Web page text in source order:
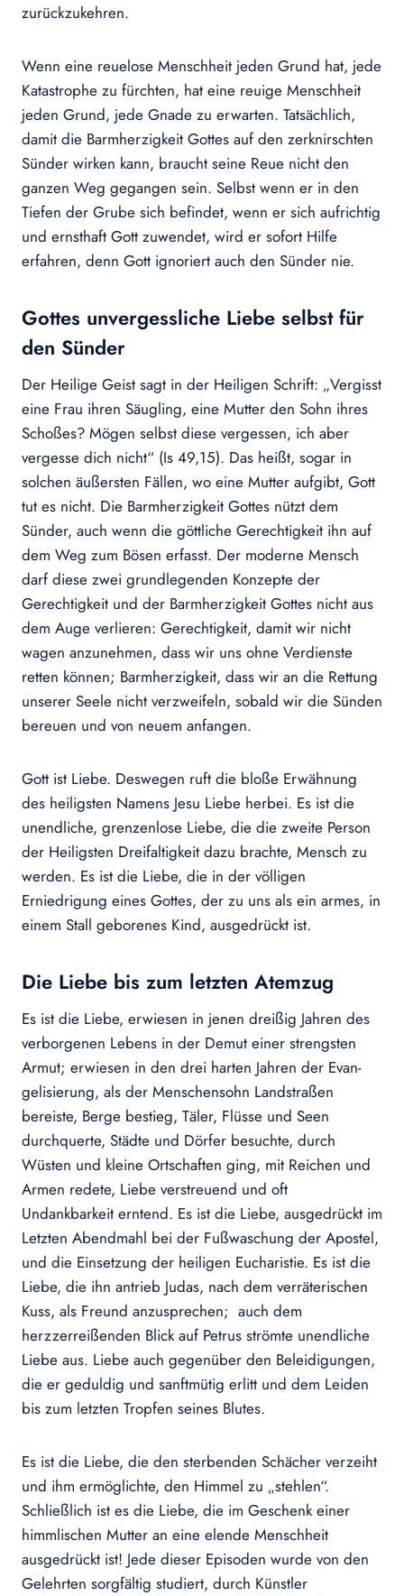
zurückzukehren.
Wenn eine reuelose Menschheit jeden Grund hat, jede
Katastrophe zu fürchten, hat eine reuige Menschheit
jeden Grund, jede Gnade zu erwarten. Tatsächlich,
damit die Barmherzigkeit Gottes auf den zerknirschten
Sünder wirken kann, braucht seine Reue nicht den
ganzen Weg gegangen sein. Selbst wenn er in den
Tiefen der Grube sich befindet, wenn er sich aufrichtig
und ernsthaft Gott zuwendet, wird er sofort Hilfe
erfahren, denn Gott ignoriert auch den Sünder nie.
Gottes unvergessliche Liebe selbst für
den Sünder
Der Heilige Geist sagt in der Heiligen Schrift: „Vergisst
eine Frau ihren Säugling, eine Mutter den Sohn ihres
Schoßes? Mögen selbst diese vergessen, ich aber
verges­se dich nicht“ (Is 49,15). Das heißt, sogar in
solchen äußersten Fällen, wo eine Mutter aufgibt, Gott
tut es nicht. Die Barmherzigkeit Gottes nützt dem
Sünder, auch wenn die göttliche Gerechtigkeit ihn auf
dem Weg zum Bösen erfasst. Der moder­ne Mensch
darf diese zwei grundle­genden Konzepte der
Gerechtigkeit und der Barmherzigkeit Gottes nicht aus
dem Auge verlieren: Gerechtig­keit, damit wir nicht
wagen anzuneh­men, dass wir uns ohne Verdienste
retten können; Barmherzigkeit, dass wir an die Rettung
unserer Seele nicht verzweifeln, sobald wir die Sün­den
bereuen und von neuem anfan­gen.
Gott ist Liebe. Deswegen ruft die bloße Erwähnung
des heiligsten Namens Jesu Liebe herbei. Es ist die
unendliche, grenzenlose Liebe, die die zweite Person
der Heiligsten Dreifaltigkeit dazu brachte, Mensch zu
werden. Es ist die Liebe, die in der völligen
Erniedrigung eines Gottes, der zu uns als ein armes, in
einem Stall geborenes Kind, ausgedrückt ist.
Die Liebe bis zum letzten Atemzug
Es ist die Liebe, erwiesen in jenen dreißig Jahren des
verborgenen Lebens in der Demut einer strengsten
Armut; erwiesen in den drei harten Jahren der Evan­
gelisierung, als der Menschensohn Landstraßen
bereiste, Berge bestieg, Täler, Flüs­se und Seen
durchquerte, Städte und Dörfer besuchte, durch
Wüsten und kleine Ortschaften ging, mit Reichen und
Armen redete, Liebe verstreuend und oft
Undankbarkeit erntend. Es ist die Liebe, ausgedrückt im
Letzten Abendmahl bei der Fußwaschung der Apostel,
und die Einsetzung der heiligen Eucharistie. Es ist die
Liebe, die ihn antrieb Judas, nach dem verräterischen
Kus­s, als Freund anzusprechen; auch dem
herzzerreißenden Blick auf Petrus strömte unendliche
Liebe aus. Liebe auch gegenüber den Beleidigungen,
die er geduldig und sanftmü­tig erlitt und dem Leiden
bis zum letzten Tropfen seines Blutes.
Es ist die Liebe, die den sterbenden Schächer ver­zeiht
und ihm ermöglichte, den Himmel zu „stehlen“.
Schließlich ist es die Liebe, die im Geschenk einer
himmli­schen Mutter an eine elende Menschheit
ausgedrückt ist! Jede dieser Episoden wurde von den
Gelehrten sorgfältig studiert, durch Künstler